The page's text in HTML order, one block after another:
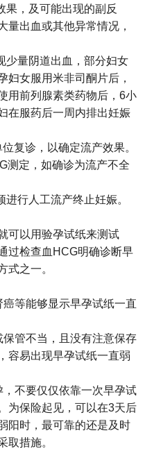
果，及可能出现的副反
量出血或其他异常情况，
少量阴道出血，部分妇女
妇女服用米非司酮片后，
用前列腺素类药物后，6小
在服药后一周内排出妊娠
复诊，以确定流产效果。
测定，如确诊为流产不全
行人工流产终止妊娠。
可以用验孕试纸来测试
过检查血HCG明确诊断早
式之一。
等能够显示早孕试纸一直
管不当，且没有注意保存
容易出现早孕试纸一直弱
不要仅仅依靠一次早孕试
为保险起见，可以在3天后
阳时，最可靠的还是及时
取措施。